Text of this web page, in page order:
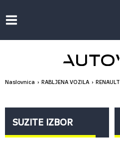
Naslovnica RABLJENA VOZILA RENAULT
SUZITE IZBOR